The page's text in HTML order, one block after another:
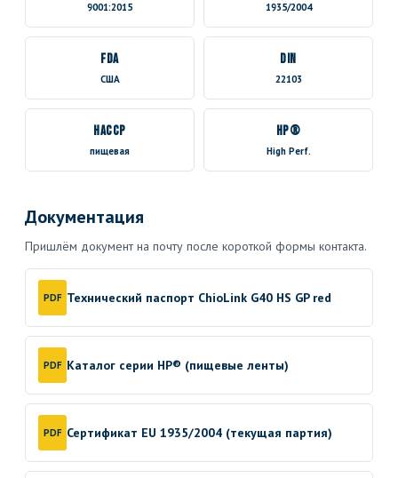
9001:2015 1935/2004
FDA
США
DIN
22103
HACCP
пищевая
HP®
High Perf.
Документация
Пришлём документ на почту после короткой формы контакта.
PDF Технический паспорт ChioLink G40 HS GP red
PDF Каталог серии HP® (пищевые ленты)
PDF Сертификат EU 1935/2004 (текущая партия)